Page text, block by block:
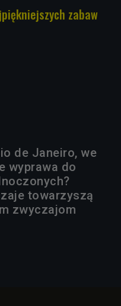
zabaw
de Janeiro, we
wyprawa do
towarzyszą
zwyczajom